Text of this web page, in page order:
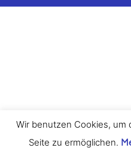
Wir benutzen Cookies, um
Seite zu ermöglichen.